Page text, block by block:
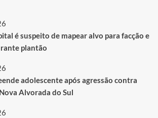
é suspeito de mapear alvo para facção e
plantão
adolescente após agressão contra
Alvorada do Sul